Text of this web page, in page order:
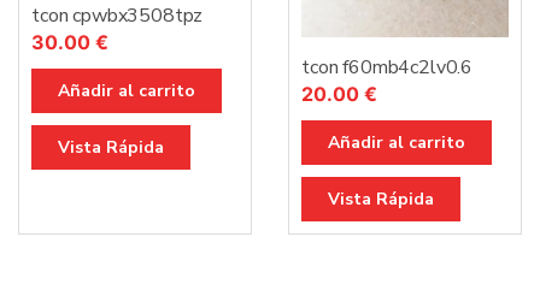
tcon cpwbx3508tpz
30.00 €
Añadir al carrito
Vista Rápida
tcon f60mb4c2lv0.6
20.00 €
Añadir al carrito
Vista Rápida